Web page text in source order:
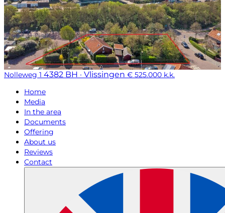
Nolleweg 1 4382 BH · Vlissingen € 525.000 k.k.
Home
Media
In the area
Documents
Offering
About us
Reviews
Contact